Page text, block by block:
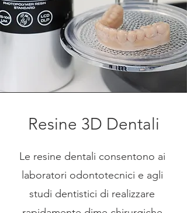
Resine 3D Dentali
Le resine dentali consentono ai
laboratori odontotecnici e agli
studi dentistici di realizzare